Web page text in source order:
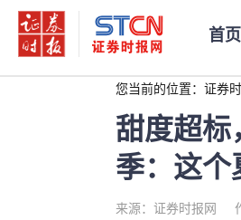
首页
您当前的位置： 证券
甜度超
季：这个
来源：证券时报网